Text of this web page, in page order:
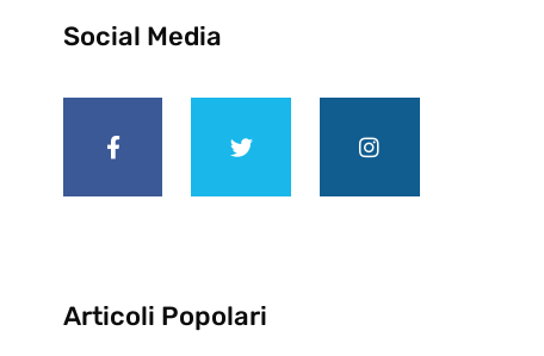
Social Media
Articoli Popolari